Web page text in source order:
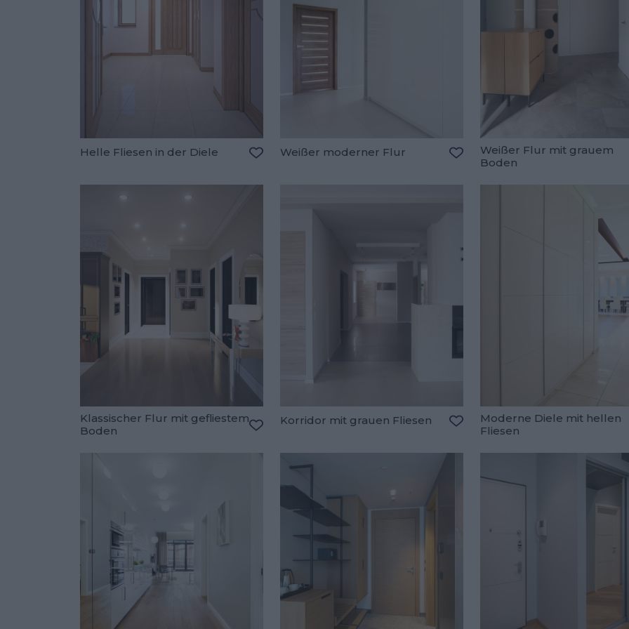
Helle Fliesen in der Diele Weißer moderner Flur
Zu den Favoriten hinzufügen
Weißer Flur mit grauem
Boden
Klassischer Flur mit gefliestem
Boden
Korridor mit grauen Fliesen
Zu den Favoriten hinzufügen
Moderne Diele mit hellen
Fliesen